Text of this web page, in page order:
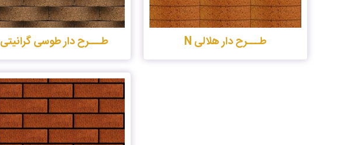
طـــرح دار هلالی N طـــرح دار طوسی گرانیتی G